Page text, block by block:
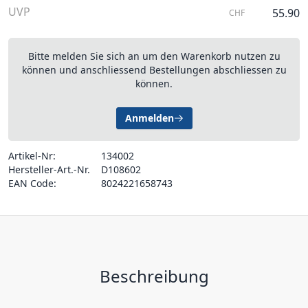
UVP CHF 55.90
Bitte melden Sie sich an um den Warenkorb nutzen zu
können und anschliessend Bestellungen abschliessen zu
können.
Anmelden
Artikel-Nr:
134002
Hersteller-Art.-Nr.
D108602
EAN Code:
8024221658743
Beschreibung